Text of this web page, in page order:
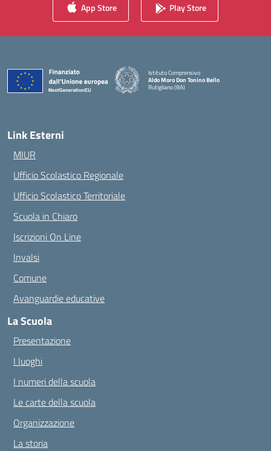
App Store Play Store
Istituto Comprensivo
Aldo Moro Don Tonino Bello
Rutigliano (BA)
— Visita la pagina iniziale della scuola
Link Esterni
MIUR
Ufficio Scolastico Regionale
Ufficio Scolastico Territoriale
Scuola in Chiaro
Iscrizioni On Line
Invalsi
Comune
Avanguardie educative
La Scuola
Presentazione
I luoghi
I numeri della scuola
Le carte della scuola
Organizzazione
La storia